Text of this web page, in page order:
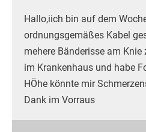
Hallo,iich bin auf dem
ordnungsgemäßes Kabel
mehere Bänderisse am
im Krankenhaus und habe
HÖhe könnte mir
Dank im Vorraus